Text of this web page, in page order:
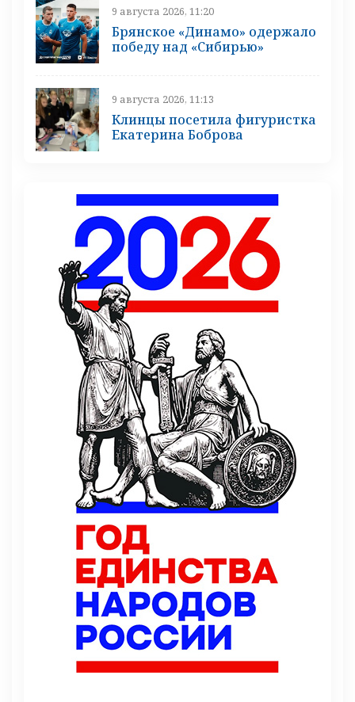
9 августа 2026, 11:20
Брянское «Динамо» одержало
победу над «Сибирью»
9 августа 2026, 11:13
Клинцы посетила фигуристка
Екатерина Боброва